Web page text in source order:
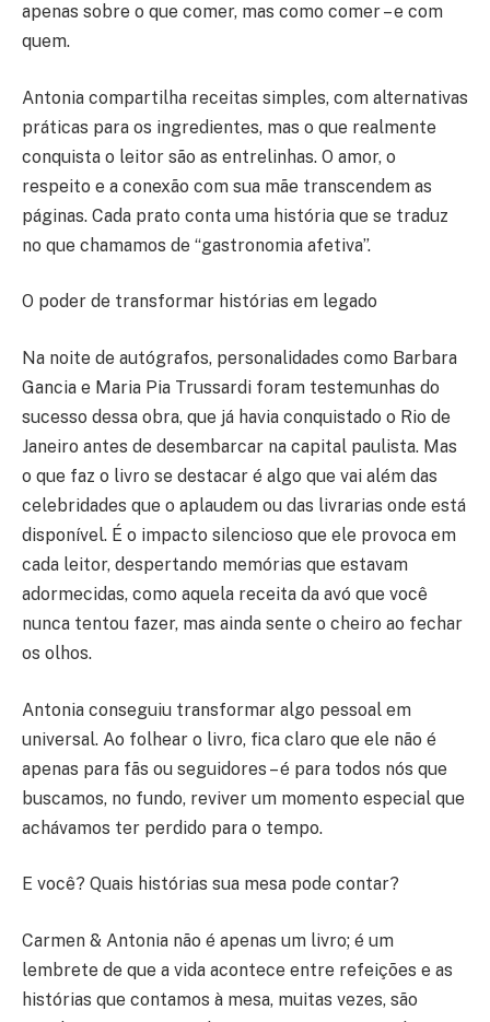
apenas sobre o que comer, mas como comer – e com
quem.
Antonia compartilha receitas simples, com alternativas
práticas para os ingredientes, mas o que realmente
conquista o leitor são as entrelinhas. O amor, o
respeito e a conexão com sua mãe transcendem as
páginas. Cada prato conta uma história que se traduz
no que chamamos de “gastronomia afetiva”.
O poder de transformar histórias em legado
Na noite de autógrafos, personalidades como Barbara
Gancia e Maria Pia Trussardi foram testemunhas do
sucesso dessa obra, que já havia conquistado o Rio de
Janeiro antes de desembarcar na capital paulista. Mas
o que faz o livro se destacar é algo que vai além das
celebridades que o aplaudem ou das livrarias onde está
disponível. É o impacto silencioso que ele provoca em
cada leitor, despertando memórias que estavam
adormecidas, como aquela receita da avó que você
nunca tentou fazer, mas ainda sente o cheiro ao fechar
os olhos.
Antonia conseguiu transformar algo pessoal em
universal. Ao folhear o livro, fica claro que ele não é
apenas para fãs ou seguidores – é para todos nós que
buscamos, no fundo, reviver um momento especial que
achávamos ter perdido para o tempo.
E você? Quais histórias sua mesa pode contar?
Carmen & Antonia não é apenas um livro; é um
lembrete de que a vida acontece entre refeições e as
histórias que contamos à mesa, muitas vezes, são